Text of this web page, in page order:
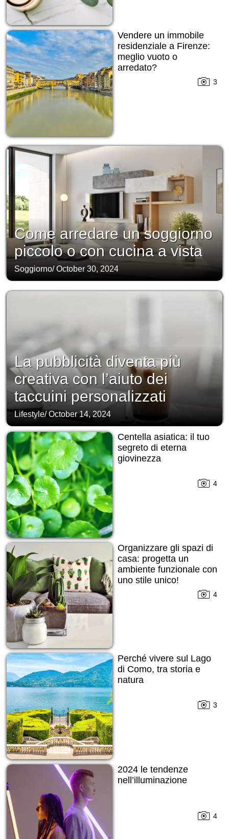
Vendere un immobile
residenziale a Firenze:
meglio vuoto o
arredato?
3
Come arredare un soggiorno
piccolo o con cucina a vista
Soggiorno/October 30, 2024
La pubblicità diventa più
creativa con l’aiuto dei
taccuini personalizzati
Lifestyle/October 14, 2024
Centella asiatica: il tuo
segreto di eterna
giovinezza
4
Organizzare gli spazi di
casa: progetta un
ambiente funzionale con
uno stile unico!
4
Perché vivere sul Lago
di Como, tra storia e
natura
3
2024 le tendenze
nell’illuminazione
4